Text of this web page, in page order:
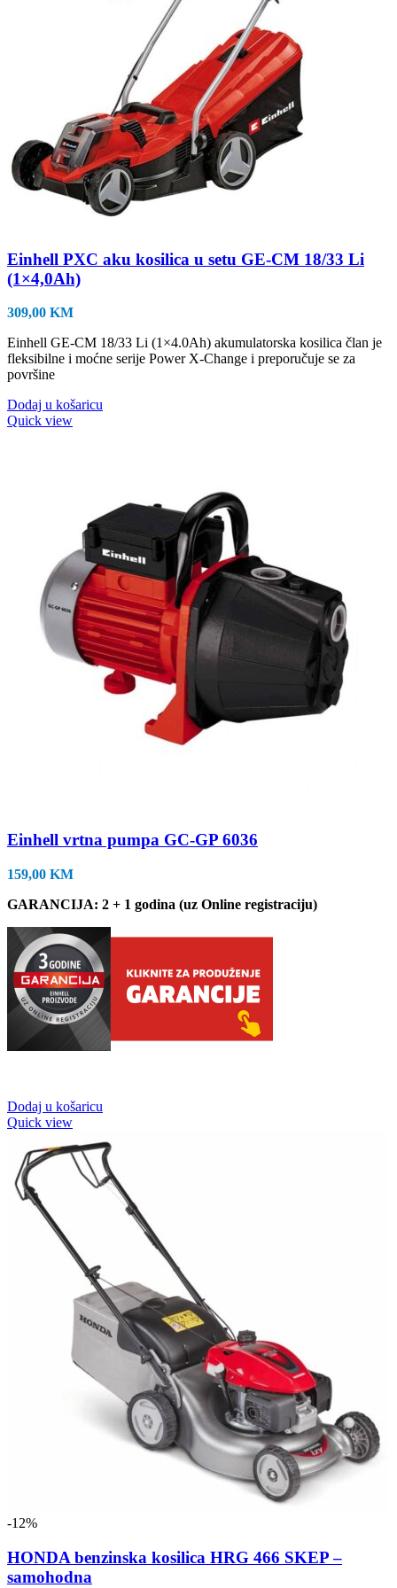
Einhell PXC aku kosilica u setu GE-CM 18/33 Li
(1×4,0Ah)
309,00 KM
Einhell GE-CM 18/33 Li (1×4.0Ah) akumulatorska kosilica član je
fleksibilne i moćne serije Power X-Change i preporučuje se za
površine
Dodaj u košaricu
Quick view
Einhell vrtna pumpa GC-GP 6036
159,00 KM
GARANCIJA: 2 + 1 godina (uz Online registraciju)
Dodaj u košaricu
Quick view
-12%
HONDA benzinska kosilica HRG 466 SKEP –
samohodna